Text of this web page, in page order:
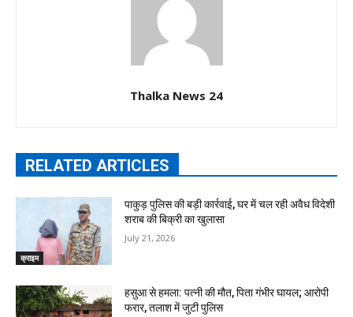
Thalka News 24
RELATED ARTICLES
क्राइम
पाकुड़ पुलिस की बड़ी कार्रवाई, घर में चल रही अवैध विदेशी
शराब की बिक्री का खुलासा
July 21, 2026
हसुआ से हमला: पत्नी की मौत, पिता गंभीर घायल; आरोपी
फरार, तलाश में जुटी पुलिस